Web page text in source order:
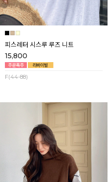
피스레터 시스루 루즈 니트
15,800
F(44-88)